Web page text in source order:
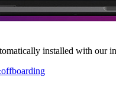
installed with our